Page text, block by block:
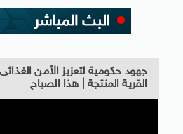
جهود حكومية لتعزيز الأمن
القرية المنتجة | هذا الصباح